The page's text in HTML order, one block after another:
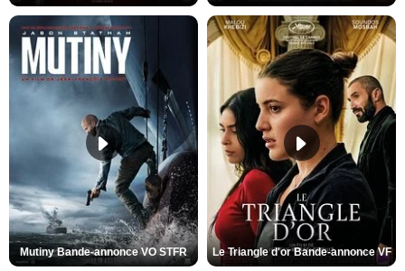
Mutiny Bande-annonce VO STFR Le Triangle d'or Bande-annonce VF